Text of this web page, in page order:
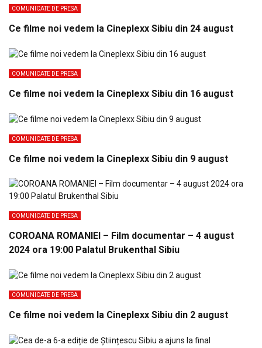
COMUNICATE DE PRESA
Ce filme noi vedem la Cineplexx Sibiu din 24 august
COMUNICATE DE PRESA
Ce filme noi vedem la Cineplexx Sibiu din 16 august
COMUNICATE DE PRESA
Ce filme noi vedem la Cineplexx Sibiu din 9 august
COMUNICATE DE PRESA
COROANA ROMANIEI – Film documentar – 4 august
2024 ora 19:00 Palatul Brukenthal Sibiu
COMUNICATE DE PRESA
Ce filme noi vedem la Cineplexx Sibiu din 2 august